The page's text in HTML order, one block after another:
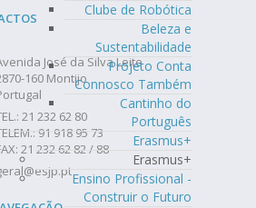
Clube de Robótica
Beleza e
Sustentabilidade
Projeto Conta
Connosco Também
Cantinho do
Português
Erasmus+
Erasmus+
Ensino Profissional -
Construir o Futuro
José da Silva Leite
160 Montijo
21 232 62 80
91 918 95 73
21 232 62 82 / 88